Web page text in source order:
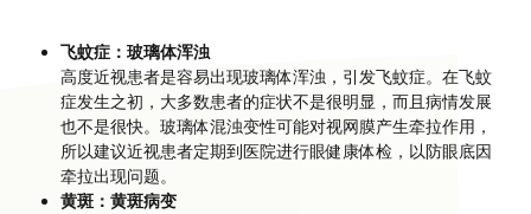
飞蚊症：玻璃体浑浊
高度近视患者是容易出现玻璃体浑浊，引发飞蚊症。在飞蚊
症发生之初，大多数患者的症状不是很明显，而且病情发展
也不是很快。玻璃体混浊变性可能对视网膜产生牵拉作用，
所以建议近视患者定期到医院进行眼健康体检，以防眼底因
牵拉出现问题。
黄斑：黄斑病变